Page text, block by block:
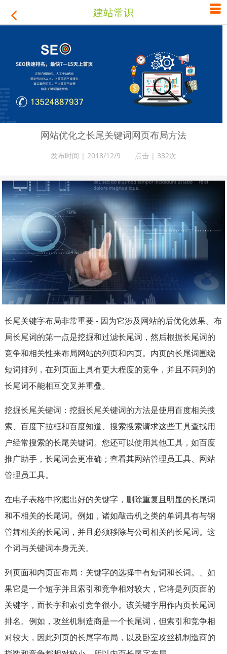
 建站常识 
网站优化之长尾关键词网页布局方法
发布时间 | 2018/12/9 点击 | 332次
长尾关键字布局非常重要 - 因为它涉及网站的后优化效果。布
局长尾词的第一点是挖掘和过滤长尾词，然后根据长尾词的
竞争和相关性来布局网站的列页和内页。内页的长尾词围绕
短词排列，在列页面上具有更大程度的竞争，并且不同列的
长尾词不能相互交叉并重叠。
挖掘长尾关键词：挖掘长尾关键词的方法是使用百度相关搜
索、百度下拉框和百度知道、搜索搜索请求这些工具查找用
户经常搜索的长尾关键词。您还可以使用其他工具，如百度
推广助手，长尾词会更准确；查看其网站管理员工具、网站
管理员工具。
在电子表格中挖掘出好的关键字，删除重复且明显的长尾词
和不相关的长尾词。例如，诸如敲击机之类的单词具有与钢
管舞相关的长尾词，并且必须移除与公司相关的长尾词。这
个词与关键词本身无关。
列页面和内页面布局：关键字的选择中有短词和长词。、如
果它是一个短字并且索引和竞争相对较大，它将是列页面的
关键字，而长字和索引竞争很小。该关键字用作内页长尾词
排名。例如，攻丝机制造商是一个长尾词，但索引和竞争相
对较大，因此列页的长尾字布局，以及卧室攻丝机制造商的